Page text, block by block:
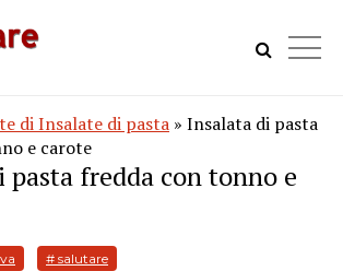
di Insalate di pasta » Insalata di pasta
e carote
pasta fredda con tonno e
# salutare